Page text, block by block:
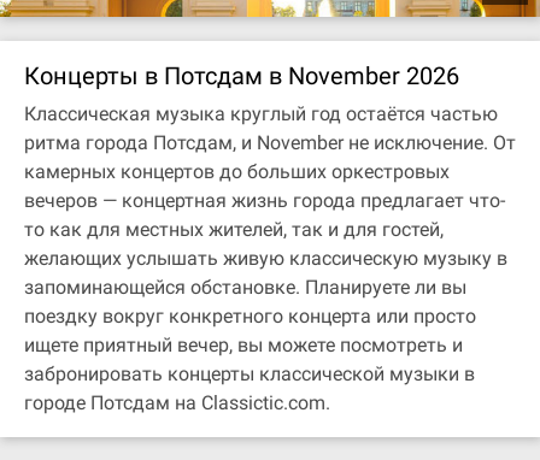
Концерты в Потсдам в November 2026
Классическая музыка круглый год остаётся частью
ритма города Потсдам, и November не исключение. От
камерных концертов до больших оркестровых
вечеров — концертная жизнь города предлагает что-
то как для местных жителей, так и для гостей,
желающих услышать живую классическую музыку в
запоминающейся обстановке. Планируете ли вы
поездку вокруг конкретного концерта или просто
ищете приятный вечер, вы можете посмотреть и
забронировать концерты классической музыки в
городе Потсдам на Classictic.com.